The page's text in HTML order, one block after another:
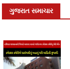
ગુજરાત સમાચાર